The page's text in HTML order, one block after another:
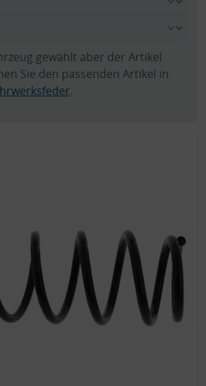
gewählt aber der Artikel
Sie den passenden Artikel in
.